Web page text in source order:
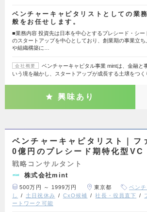
ベンチャーキャピタリストとしての業
般をお任せします。
■業務内容 投資先は日本を中心とするプレシード・シー
のスタートアップを中心としており、創業期の事業立ち
や組織構築に…
会社概要
ベンチャーキャピタル事業 mintは、金融と
いう境を融かし、スタートアップが成長する土壌をつく
興味あり
ベンチャーキャピタリスト｜フ
0億円のプレシード期特化型VC
戦略コンサルタント
株式会社mint
500万円 ～ 1999万円 東京都 ベン
し
土日祝休み CxO候補 社長・役員直下
ートワーク可能